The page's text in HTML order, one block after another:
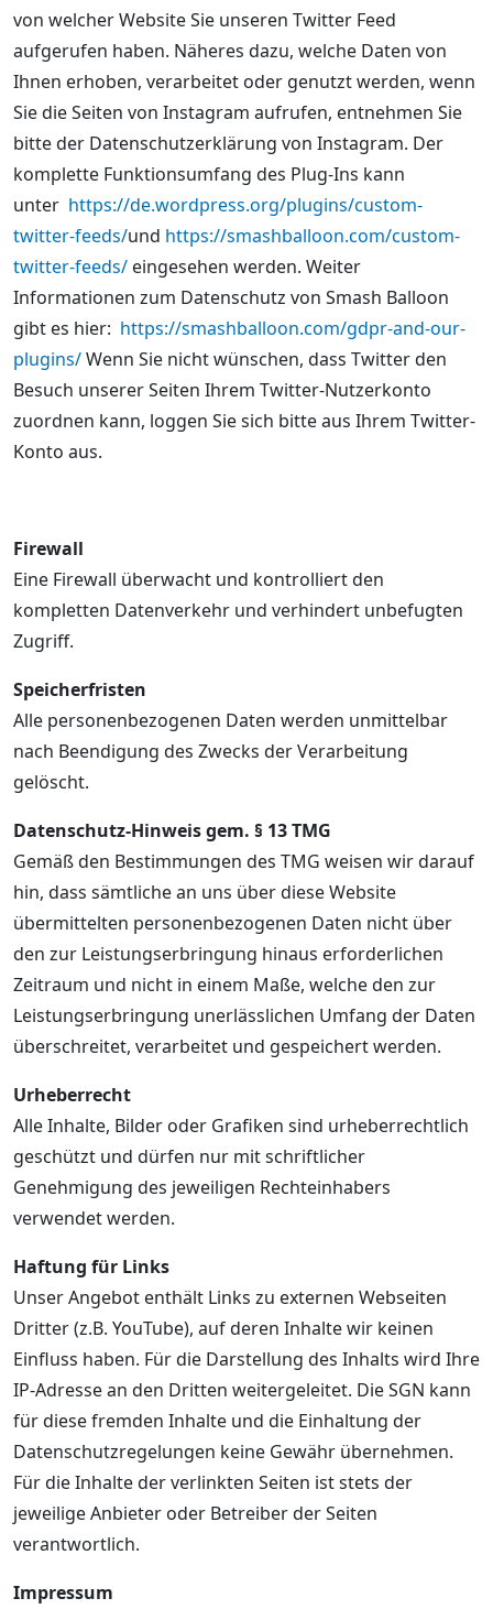
von welcher Website Sie unseren Twitter Feed
aufgerufen haben. Näheres dazu, welche Daten von
Ihnen erhoben, verarbeitet oder genutzt werden, wenn
Sie die Seiten von Instagram aufrufen, entnehmen Sie
bitte der Datenschutzerklärung von Instagram. Der
komplette Funktionsumfang des Plug-Ins kann
unter https://de.wordpress.org/plugins/custom-
twitter-feeds/und https://smashballoon.com/custom-
twitter-feeds/ eingesehen werden. Weiter
Informationen zum Datenschutz von Smash Balloon
gibt es hier: https://smashballoon.com/gdpr-and-our-
plugins/Wenn Sie nicht wünschen, dass Twitter den
Besuch unserer Seiten Ihrem Twitter-Nutzerkonto
zuordnen kann, loggen Sie sich bitte aus Ihrem Twitter-
Konto aus.
Firewall
Eine Firewall überwacht und kontrolliert den
kompletten Datenverkehr und verhindert unbefugten
Zugriff.
Speicherfristen
Alle personenbezogenen Daten werden unmittelbar
nach Beendigung des Zwecks der Verarbeitung
gelöscht.
Datenschutz-Hinweis gem. § 13 TMG
Gemäß den Bestimmungen des TMG weisen wir darauf
hin, dass sämtliche an uns über diese Website
übermittelten personenbezogenen Daten nicht über
den zur Leistungserbringung hinaus erforderlichen
Zeitraum und nicht in einem Maße, welche den zur
Leistungserbringung unerlässlichen Umfang der Daten
überschreitet, verarbeitet und gespeichert werden.
Urheberrecht
Alle Inhalte, Bilder oder Grafiken sind urheberrechtlich
geschützt und dürfen nur mit schriftlicher
Genehmigung des jeweiligen Rechteinhabers
verwendet werden.
Haftung für Links
Unser Angebot enthält Links zu externen Webseiten
Dritter (z.B. YouTube), auf deren Inhalte wir keinen
Einfluss haben. Für die Darstellung des Inhalts wird Ihre
IP-Adresse an den Dritten weitergeleitet. Die SGN kann
für diese fremden Inhalte und die Einhaltung der
Datenschutzregelungen keine Gewähr übernehmen.
Für die Inhalte der verlinkten Seiten ist stets der
jeweilige Anbieter oder Betreiber der Seiten
verantwortlich.
Impressum